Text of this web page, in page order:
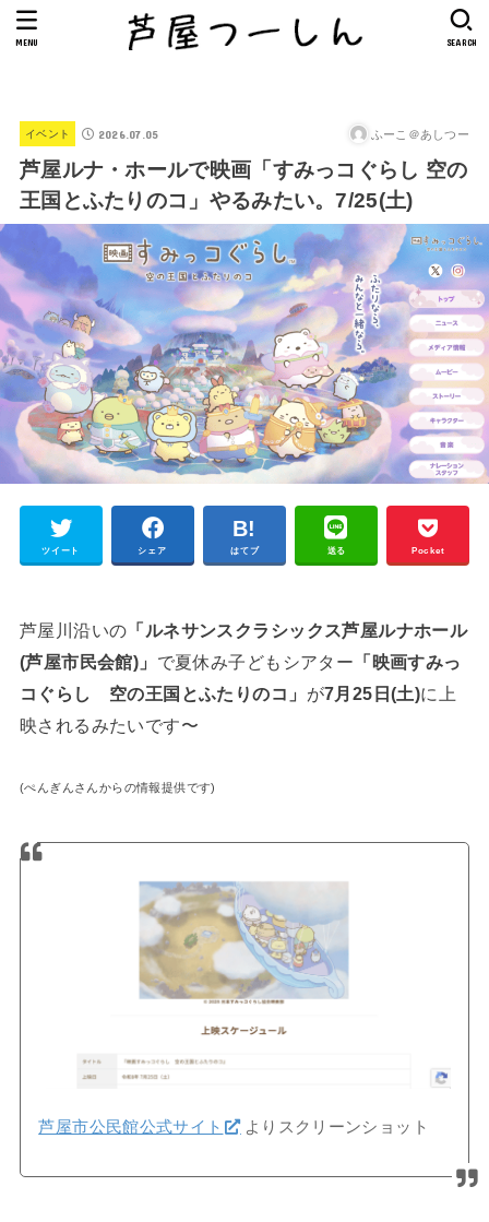
SEARCH
MENU
イベント 2026.07.05 ふーこ＠あしつー
芦屋ルナ・ホールで映画「すみっコぐらし 空の
王国とふたりのコ」やるみたい。7/25(土)
ツイート シェア はてブ 送る Pocket
芦屋川沿いの 「ルネサンスクラシックス芦屋ルナホール
(芦屋市民会館)」 で夏休み子どもシアター 「映画すみっ
コぐらし 空の王国とふたりのコ」 が7月25日(土)に上
映されるみたいです〜
(ぺんぎんさんからの情報提供です)
芦屋市公民館公式サイト よりスクリーンショット